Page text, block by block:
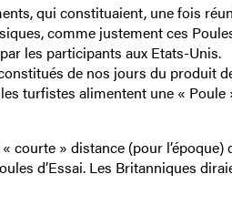
qui constituaient, une fois
comme justement ces
les participants aux Etats-Unis.
de nos jours du produit
turfistes alimentent une « Poule
courte » distance (pour l’époque)
d’Essai. Les Britanniques